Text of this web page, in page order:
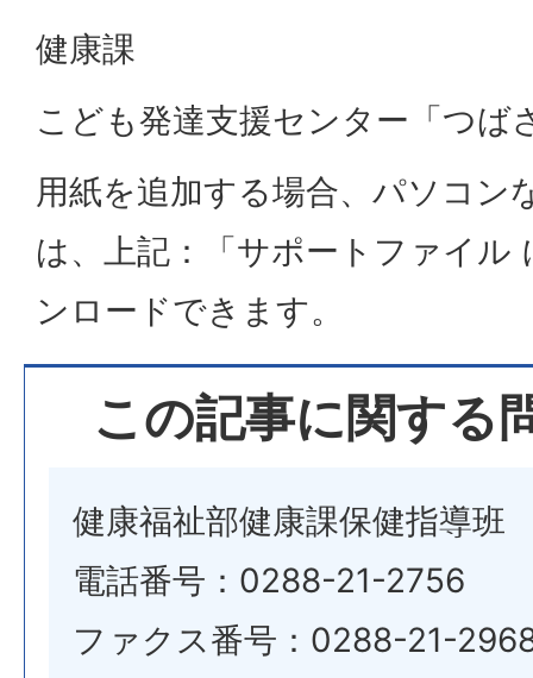
健康課
こども発達支援センター「つば
用紙を追加する場合、パソコン
は、上記：「サポートファイル
ンロードできます。
この記事に関する
健康福祉部健康課保健指導班
電話番号：0288-21-2756
ファクス番号：0288-21-